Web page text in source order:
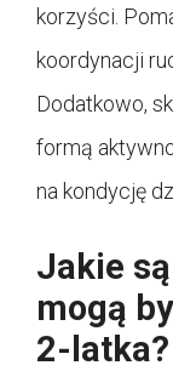
korzyści.
koordynacji
Dodatkowo,
formą
na kondycję
Jakie
mogą
2-latka?